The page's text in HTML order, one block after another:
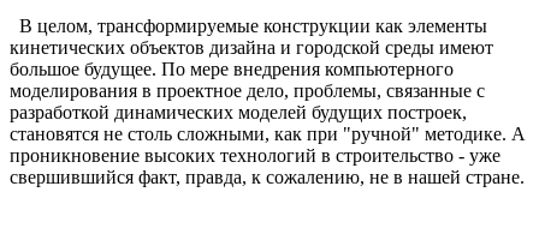
В целом, трансформируемые конструкции как элементы
кинетических объектов дизайна и городской среды имеют
большое будущее. По мере внедрения компьютерного
моделирования в проектное дело, проблемы, связанные с
разработкой динамических моделей будущих построек,
становятся не столь сложными, как при "ручной" методике. А
проникновение высоких технологий в строительство - уже
свершившийся факт, правда, к сожалению, не в нашей стране.